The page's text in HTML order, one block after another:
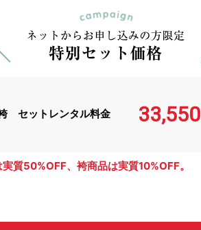
セットレンタル料金 33,550
質50%OFF、袴商品は実質10%OFF。